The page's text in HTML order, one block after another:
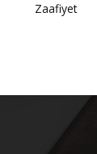
Zaafiyet